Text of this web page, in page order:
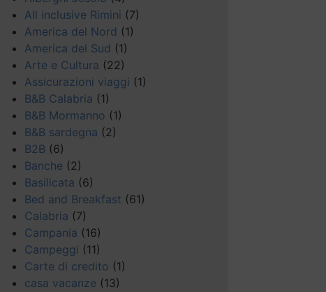
All inclusive Rimini (7)
America del Nord (1)
America del Sud (1)
Arte e Cultura (22)
Assicurazioni viaggi (1)
B&B Calabria (1)
B&B Mormanno (1)
B&B sardegna (2)
B2B (6)
Banche (2)
Basilicata (6)
Bed and Breakfast (61)
Calabria (7)
Campania (16)
Campeggi (11)
Carte di credito (1)
casa vacanze (13)